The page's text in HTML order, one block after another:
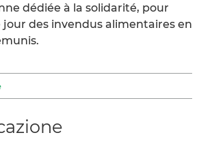
dédiée à la solidarité, pour
des invendus alimentaires en